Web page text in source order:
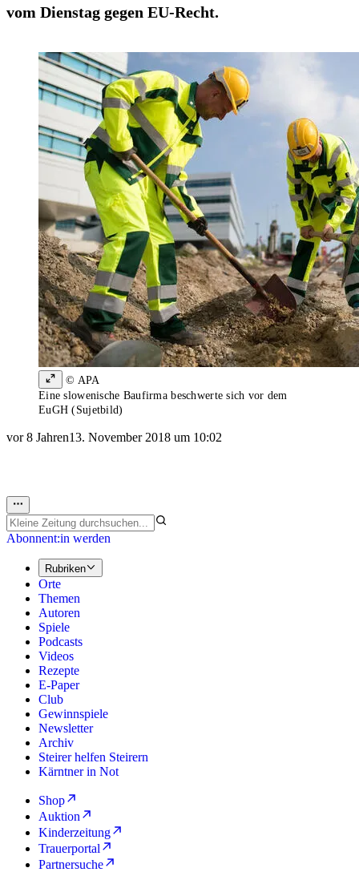
vom Dienstag gegen EU-Recht.
© APA
Eine slowenische Baufirma beschwerte sich vor dem
EuGH (Sujetbild)
vor 8 Jahren13. November 2018 um 10:02
Abonnent:in werden
Rubriken
Orte
Themen
Autoren
Spiele
Podcasts
Videos
Rezepte
E-Paper
Club
Gewinnspiele
Newsletter
Archiv
Steirer helfen Steirern
Kärntner in Not
Shop
Auktion
Kinderzeitung
Trauerportal
Partnersuche